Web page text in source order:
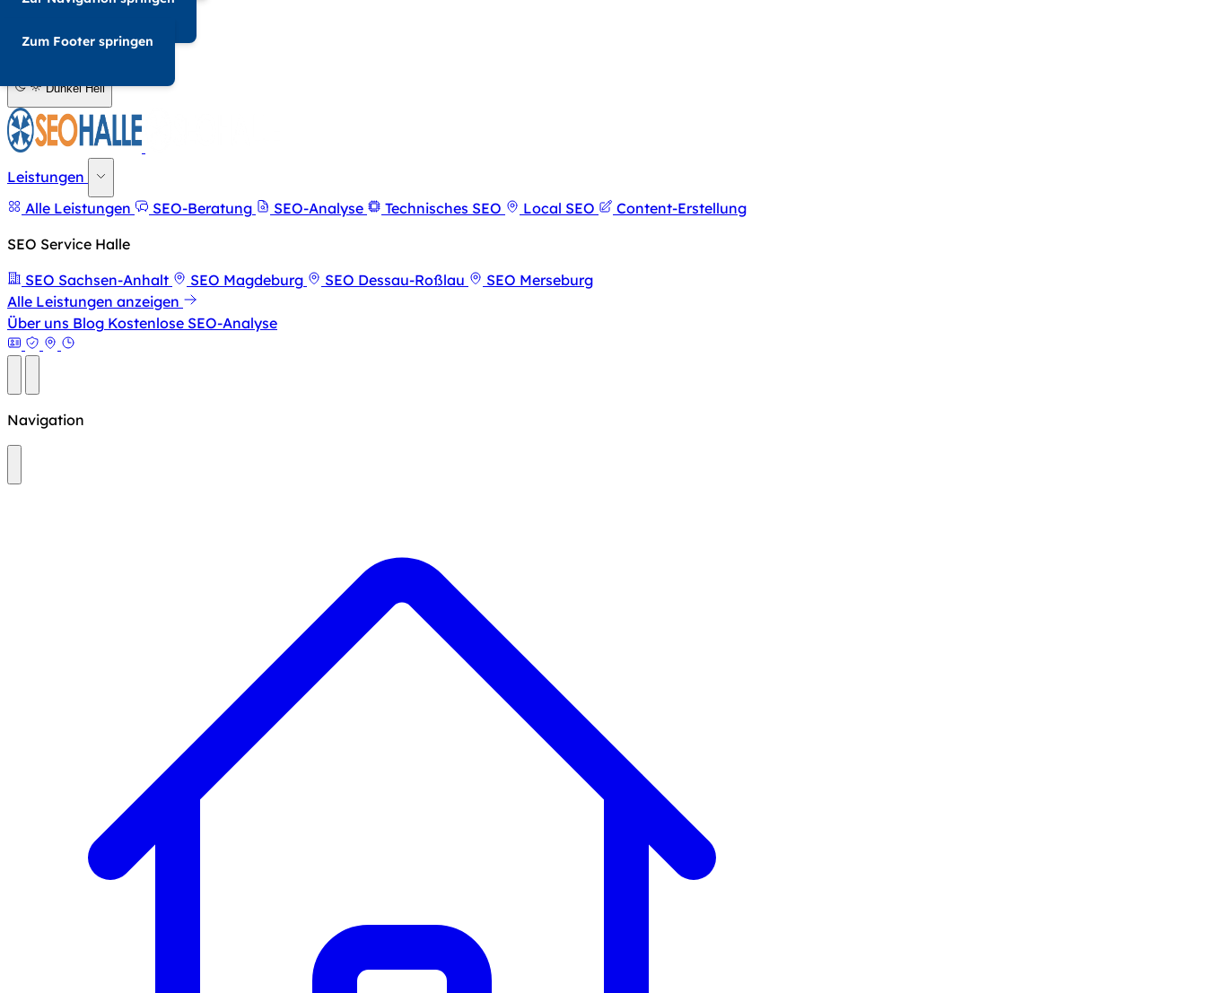
Zum Footer springen
A- A+
Dunkel Hell
Leistungen
Alle Leistungen
SEO-Beratung SEO-Analyse Technisches SEO Local SEO
Content-Erstellung
SEO Service Halle
SEO Sachsen-Anhalt
SEO Magdeburg SEO Dessau-Roßlau
SEO Merseburg
Alle Leistungen anzeigen
Über uns Blog Kostenlose SEO-Analyse
Navigation